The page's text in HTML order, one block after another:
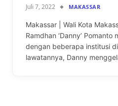
Juli 7, 2022 MAKASSAR
Makassar | Wali Kota
Ramdhan ‘Danny’
dengan beberapa institusi
lawatannya, Danny